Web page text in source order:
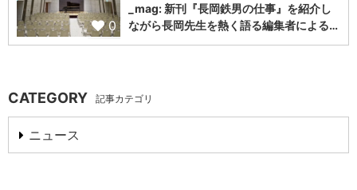
0
_mag: 新刊『長岡鉄男の仕事』を紹介し
ながら長岡先生を熱く語る編集者による…
CATEGORY 記事カテゴリ
ニュース